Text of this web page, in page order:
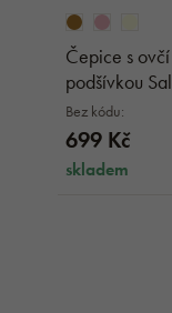
Košile
Čepice s
podšívkou
Bez kódu:
699 Kč
skladem